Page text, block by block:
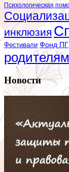
Психологическая
инклюзия
Фестивали Фонд ПГ
родителям
Новости